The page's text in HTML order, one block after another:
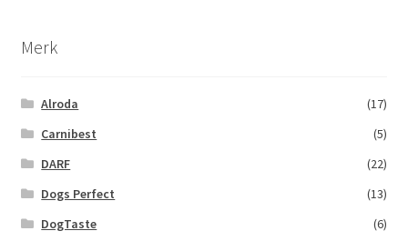
Merk
Alroda
(17)
Carnibest
(5)
DARF
(22)
Dogs Perfect
(13)
DogTaste
(6)